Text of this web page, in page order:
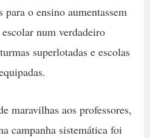
o ensino aumentassem
num verdadeiro
superlotadas e escolas
maravilhas aos professores,
campanha sistemática foi